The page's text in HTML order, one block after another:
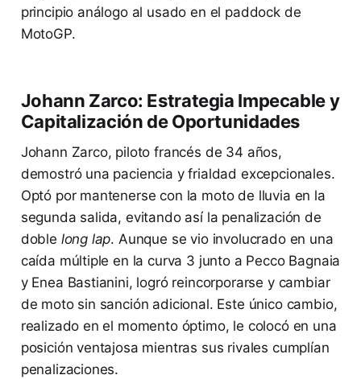
principio análogo al usado en el paddock de
MotoGP.
Johann Zarco: Estrategia Impecable y
Capitalización de Oportunidades
Johann Zarco, piloto francés de 34 años,
demostró una paciencia y frialdad excepcionales.
Optó por mantenerse con la moto de lluvia en la
segunda salida, evitando así la penalización de
doble long lap. Aunque se vio involucrado en una
caída múltiple en la curva 3 junto a Pecco Bagnaia
y Enea Bastianini, logró reincorporarse y cambiar
de moto sin sanción adicional. Este único cambio,
realizado en el momento óptimo, le colocó en una
posición ventajosa mientras sus rivales cumplían
penalizaciones.